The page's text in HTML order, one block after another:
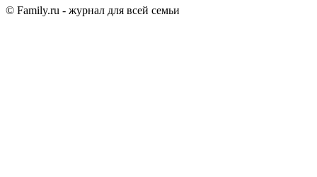
© Family.ru - журнал для всей семьи